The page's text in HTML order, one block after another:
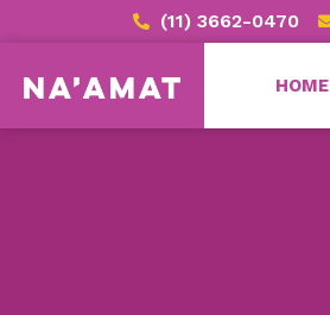
(11) 3662-0470
HOME